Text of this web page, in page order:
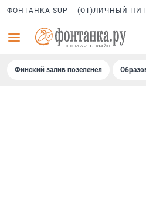
ФОНТАНКА SUP (ОТ)ЛИЧНЫЙ
Финский залив позеленел